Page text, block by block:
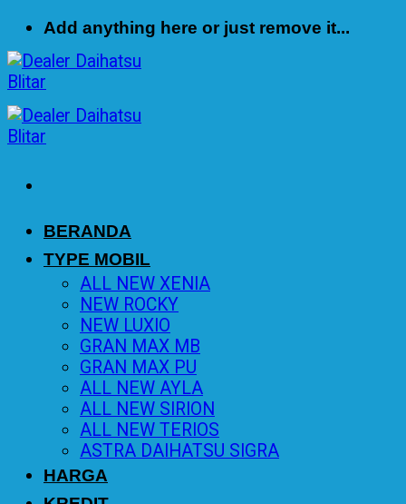
Skip
to
content
Add anything here or just remove it...
BERANDA
TYPE MOBIL
ALL NEW XENIA
NEW ROCKY
NEW LUXIO
GRAN MAX MB
GRAN MAX PU
ALL NEW AYLA
ALL NEW SIRION
ALL NEW TERIOS
ASTRA DAIHATSU SIGRA
HARGA